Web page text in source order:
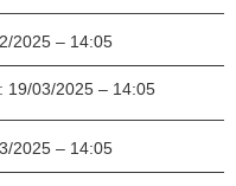
2025 – 14:05
19/03/2025 – 14:05
2025 – 14:05